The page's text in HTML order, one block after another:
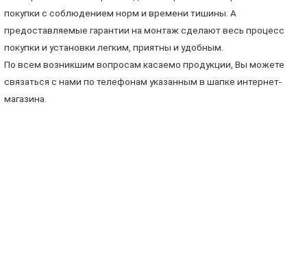
покупки с соблюдением норм и времени тишины. А
предоставляемые гарантии на монтаж сделают весь процесс
покупки и установки легким, приятны и удобным.
По всем возникшим вопросам касаемо продукции, Вы можете
связаться с нами по телефонам указанным в шапке интернет-
магазина.